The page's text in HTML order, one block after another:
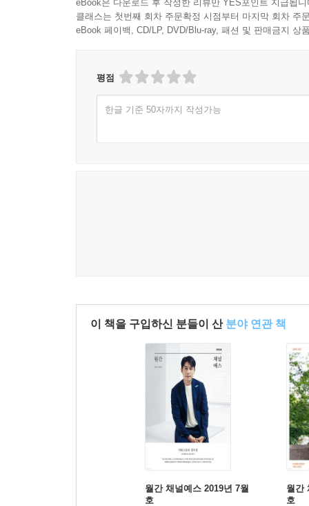
eBook은 다운로드 후 작성한 리뷰만 YES포인트 지급됩니
클래스는 첫번째 회차 주문확정 시점부터 마지막 회차 주
eBook 페이백, CD/LP, DVD/Blu-ray, 패션 및 판매금지 상
평점
한글 기준 50자까지 작성가능
이 책을 구입하신 분들이 산 분야 연관 책
월간 채널예스 2019년 7월
호
월간
호